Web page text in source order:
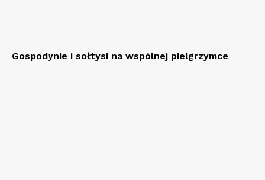
Gospodynie i sołtysi na wspólnej pielgrzymce